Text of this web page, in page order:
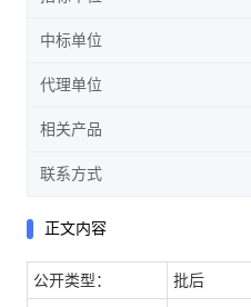
中标单位
代理单位
相关产品
联系方式
正文内容
公开类型： 批后